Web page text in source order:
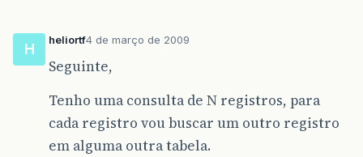
H
heliortf4 de março de 2009
Seguinte,
Tenho uma consulta de N registros, para
cada registro vou buscar um outro registro
em alguma outra tabela.